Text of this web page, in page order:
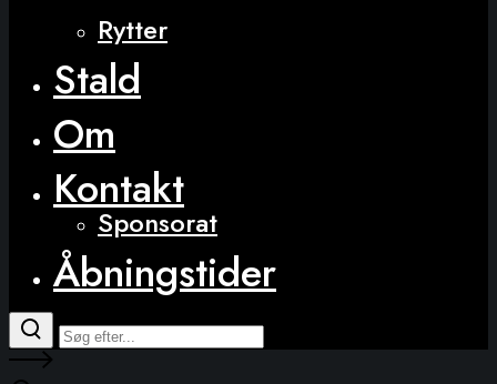
Rytter
Stald
Om
Kontakt
Sponsorat
Åbningstider